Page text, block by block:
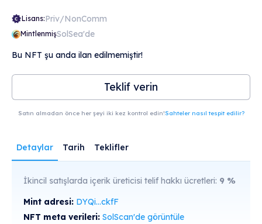
Lisans:Priv/NonComm
MintlenmişSolSea'de
Bu NFT şu anda ilan edilmemiştir!
Teklif verin
Satın almadan önce her şeyi iki kez kontrol edin!Sahteler nasıl tespit edilir?
Detaylar Tarih Teklifler
İkincil satışlarda içerik üreticisi telif hakkı ücretleri: 9 %
Mint adresi: DYQi...ckfF
NFT meta verileri: SolScan'de görüntüle